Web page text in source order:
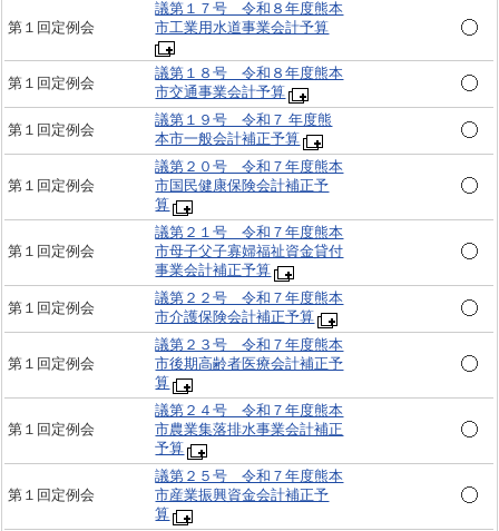
第１回定例会
議第１７号 令和８年度熊本
市工業用水道事業会計予算
第１回定例会
議第１８号 令和８年度熊本
市交通事業会計予算
第１回定例会
議第１９号 令和７ 年度熊
本市一般会計補正予算
第１回定例会
議第２０号 令和７年度熊本
市国民健康保険会計補正予
算
第１回定例会
議第２１号 令和７年度熊本
市母子父子寡婦福祉資金貸付
事業会計補正予算
第１回定例会
議第２２号 令和７年度熊本
市介護保険会計補正予算
第１回定例会
議第２３号 令和７年度熊本
市後期高齢者医療会計補正予
算
第１回定例会
議第２４号 令和７年度熊本
市農業集落排水事業会計補正
予算
第１回定例会
議第２５号 令和７年度熊本
市産業振興資金会計補正予
算